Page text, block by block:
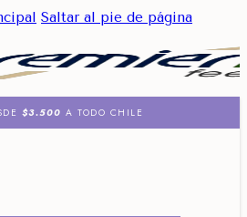
Saltar al pie de página
$3.500 A TODO CHILE